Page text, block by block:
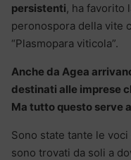
persistenti, ha favorito
peronospora della vite
“Plasmopara viticola”.
Anche da Agea
destinati alle imprese
Ma tutto questo serve
Sono state tante le
sono trovati da soli a